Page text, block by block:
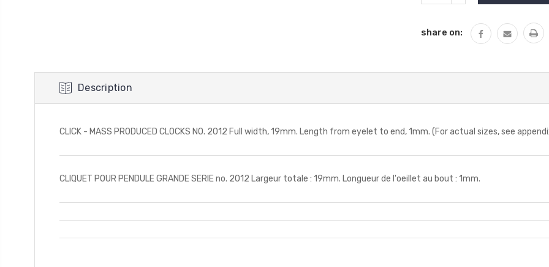
:
QUANTITÉ
:
share on:
Description
CLICK - MASS PRODUCED CLOCKS NO. 2012 Full width, 19mm. Length from eyelet to end, 1mm. (For actual sizes, see
CLIQUET POUR PENDULE GRANDE SERIE no. 2012 Largeur totale : 19mm. Longueur de l'oeillet au bout : 1mm.